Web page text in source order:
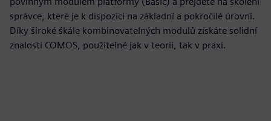
správce, které je k dispozici na základní a pokročilé úrovni.
Díky široké škále kombinovatelných modulů získáte solidní
znalosti COMOS, použitelné jak v teorii, tak v praxi.